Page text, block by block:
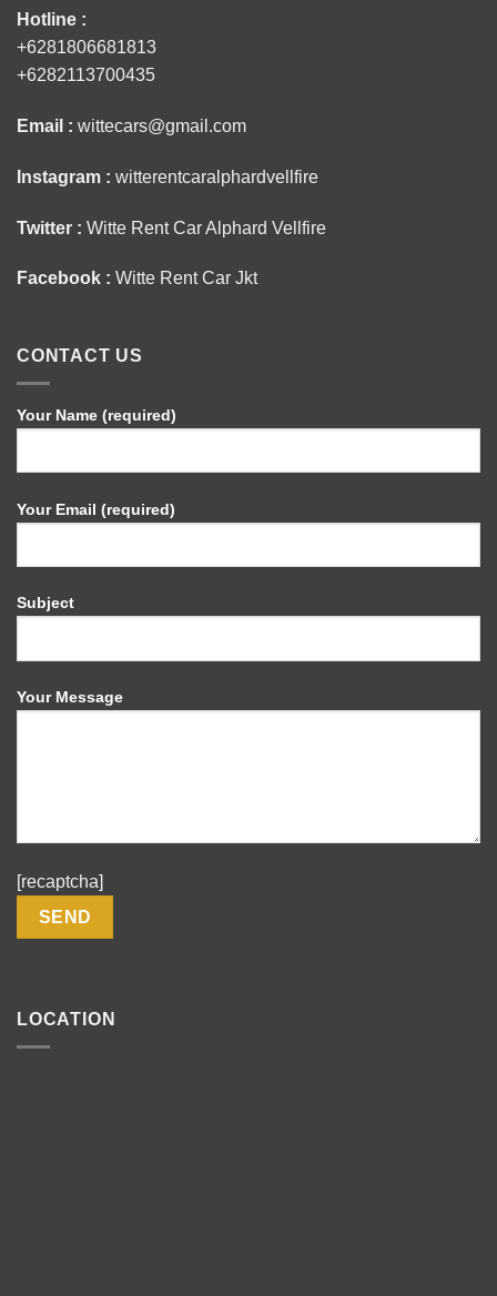
Hotline :
+6281806681813
+6282113700435
Email : wittecars@gmail.com
Instagram : witterentcaralphardvellfire
Twitter : Witte Rent Car Alphard Vellfire
Facebook : Witte Rent Car Jkt
CONTACT US
Your Name (required)
Your Email (required)
Subject
Your Message
[recaptcha]
LOCATION